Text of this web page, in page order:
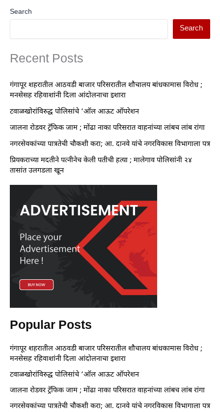
Search
Search
Recent Posts
गंगापूर शहरातील आठवडी बाजार परिसरातील शौचालय बांधकामास विरोध ;
मनसेसह रहिवाशांनी दिला आंदोलनाचा इशारा
टवाळखोरांविरुद्ध पोलिसांचे ‘ऑल आऊट ऑपरेशन
जालना रोडवर ट्रॅफिक जाम ; मोंढा नाका परिसरात वाहनांच्या लांबच लांब रांगा
नगरसेवकांच्या पात्रतेची चौकशी करा; आ. दानवे यांचे नगरविकास विभागाला पत्र
प्रियकराच्या मदतीने पत्नीनेच केली पतीची हत्या ; मालेगाव पोलिसांनी २४
तासांत उलगडला खून
Popular Posts
गंगापूर शहरातील आठवडी बाजार परिसरातील शौचालय बांधकामास विरोध ;
मनसेसह रहिवाशांनी दिला आंदोलनाचा इशारा
टवाळखोरांविरुद्ध पोलिसांचे ‘ऑल आऊट ऑपरेशन
जालना रोडवर ट्रॅफिक जाम ; मोंढा नाका परिसरात वाहनांच्या लांबच लांब रांगा
नगरसेवकांच्या पात्रतेची चौकशी करा; आ. दानवे यांचे नगरविकास विभागाला पत्र